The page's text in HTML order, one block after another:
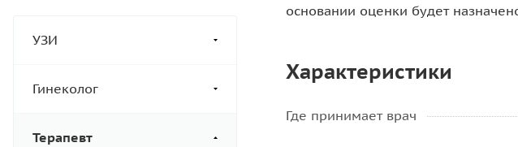
УЗИ
Гинеколог
Терапевт
основании оценки будет
Характеристики
Где принимает врач